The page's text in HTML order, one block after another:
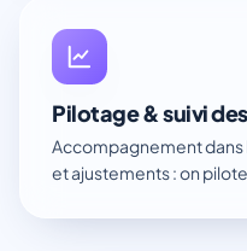
Pilotage & suivi
Accompagnement dans
et ajustements : on